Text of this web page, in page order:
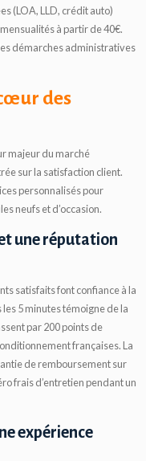
(LOA, LLD, crédit auto)
à partir de 40€.
démarches administratives
des
majeur du marché
sur la satisfaction client.
personnalisés pour
neufs et d’occasion.
une réputation
satisfaits font confiance à la
5 minutes témoigne de la
par 200 points de
françaises. La
de remboursement sur
frais d’entretien pendant un
expérience